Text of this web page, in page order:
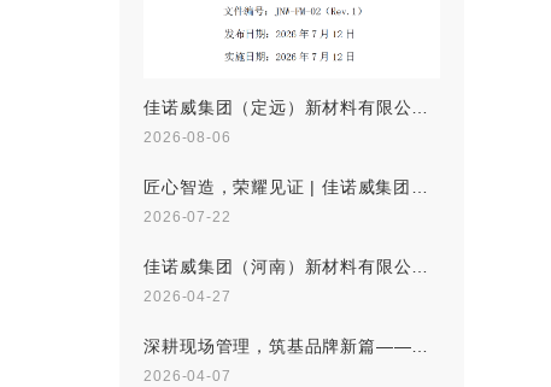
艾香板
佳诺威集团（定远）新材料有限公司联合认证承诺书
2026-08-06
匠心智造，荣耀见证 | 佳诺威集团荣膺“刨花板十大品牌”
2026-07-22
佳诺威集团（河南）新材料有限公司森林监测结果摘要
2026-04-27
深耕现场管理，筑基品牌新篇——佳诺威集团“5S”专案正式启动
2026-04-07